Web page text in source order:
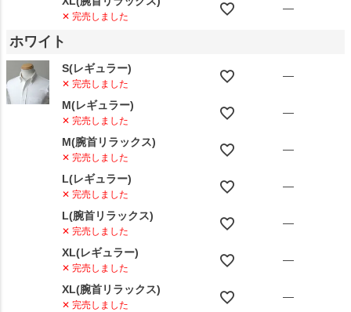
✕ 完売しました
—
ホワイト
S(レギュラー)
✕ 完売しました
—
M(レギュラー)
✕ 完売しました
—
M(腕首リラックス)
✕ 完売しました
—
L(レギュラー)
✕ 完売しました
—
L(腕首リラックス)
✕ 完売しました
—
XL(レギュラー)
✕ 完売しました
—
XL(腕首リラックス)
✕ 完売しました
—